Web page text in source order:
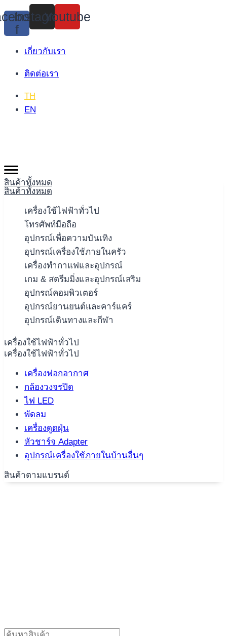
Skip
to
content
f
Instagram
Youtube
เกี่ยวกับเรา
ติดต่อเรา
TH
EN
สินค้าทั้งหมด
สินค้าทั้งหมด
เครื่องใช้ไฟฟ้าทั่วไป
โทรศัพท์มือถือ
อุปกรณ์เพื่อความบันเทิง
อุปกรณ์เครื่องใช้ภายในครัว
เครื่องทำกาแฟและอุปกรณ์
เกม & สตรีมมิ่งและอุปกรณ์เสริม
อุปกรณ์คอมพิวเตอร์
อุปกรณ์ยานยนต์และคาร์แคร์
อุปกรณ์เดินทางและกีฬา
เครื่องใช้ไฟฟ้าทั่วไป
เครื่องใช้ไฟฟ้าทั่วไป
เครื่องฟอกอากาศ
กล้องวงจรปิด
ไฟ LED
พัดลม
เครื่องดูดฝุ่น
หัวชาร์จ Adapter
อุปกรณ์เครื่องใช้ภายในบ้านอื่นๆ
สินค้าตามแบรนด์